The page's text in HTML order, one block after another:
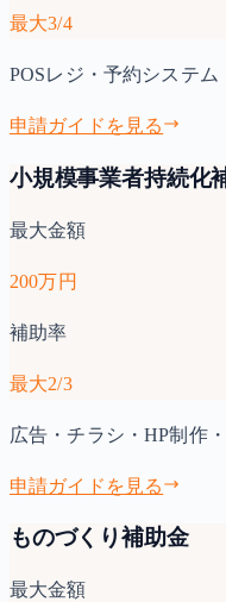
最大3/4
POSレジ・予約システ
申請ガイドを見る
小規模事業者持続化
最大金額
200万円
補助率
最大2/3
広告・チラシ・HP制作
申請ガイドを見る
ものづくり補助金
最大金額